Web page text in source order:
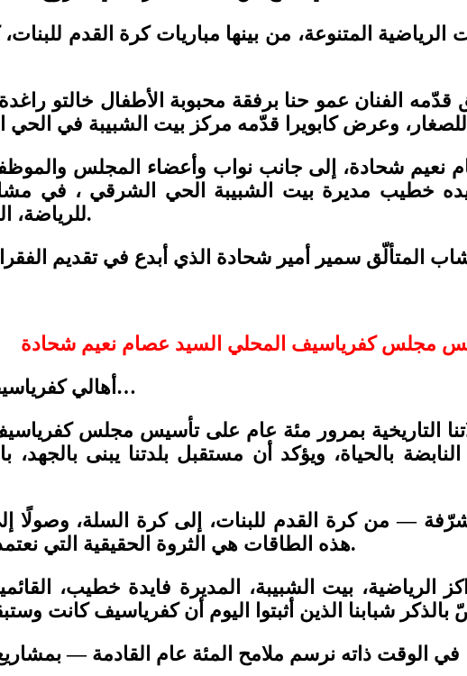
المتنوعة، من بينها مباريات كرة القدم
الفنان عمو حنا برفقة محبوبة الأطفال خالتو
شحادة، إلى جانب نواب وأعضاء المجلس
خطيب مديرة بيت الشبيبة الحي الشرقي ، في
للرياضة، الطفولة، والنشاطات التربوية في البلدة.
أهالي كفرياسيف الأعزاء، أبناء وبنات هذا البلد الطيب…
التاريخية بمرور مئة عام على تأسيس مجلس
بالحياة، ويؤكد أن مستقبل بلدتنا يبنى بالجهد،
— من كرة القدم للبنات، إلى كرة السلة، وصولًا
هذه الطاقات هي الثروة الحقيقية التي نعتمد عليها لنواصل مسيرة العطاء والتطور.
بيت الشبيبة، المديرة فايدة خطيب،